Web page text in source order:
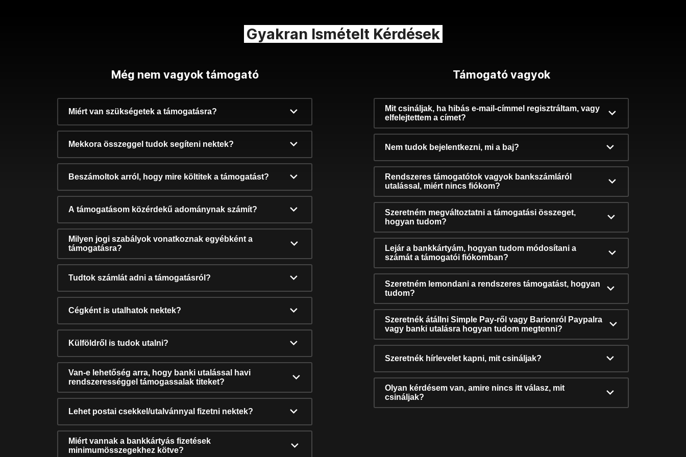
Gyakran Ismételt Kérdések
Még nem vagyok támogató
Miért van szükségetek a támogatásra?
Mekkora összeggel tudok segíteni nektek?
Beszámoltok arról, hogy mire költitek a támogatást?
A támogatásom közérdekű adománynak számít?
Milyen jogi szabályok vonatkoznak egyébként a
támogatásra?
Tudtok számlát adni a támogatásról?
Cégként is utalhatok nektek?
Külföldről is tudok utalni?
Van-e lehetőség arra, hogy banki utalással havi
rendszerességgel támogassalak titeket?
Lehet postai csekkel/utalvánnyal fizetni nektek?
Miért vannak a bankkártyás fizetések
minimumösszegekhez kötve?
Támogató vagyok
Mit csináljak, ha hibás e-mail-címmel regisztráltam, vagy
elfelejtettem a címet?
Nem tudok bejelentkezni, mi a baj?
Rendszeres támogatótok vagyok bankszámláról
utalással, miért nincs fiókom?
Szeretném megváltoztatni a támogatási összeget,
hogyan tudom?
Lejár a bankkártyám, hogyan tudom módosítani a
számát a támogatói fiókomban?
Szeretném lemondani a rendszeres támogatást, hogyan
tudom?
Szeretnék átállni Simple Pay-ről vagy Barionról Paypalra
vagy banki utalásra hogyan tudom megtenni?
Szeretnék hírlevelet kapni, mit csináljak?
Olyan kérdésem van, amire nincs itt válasz, mit
csináljak?